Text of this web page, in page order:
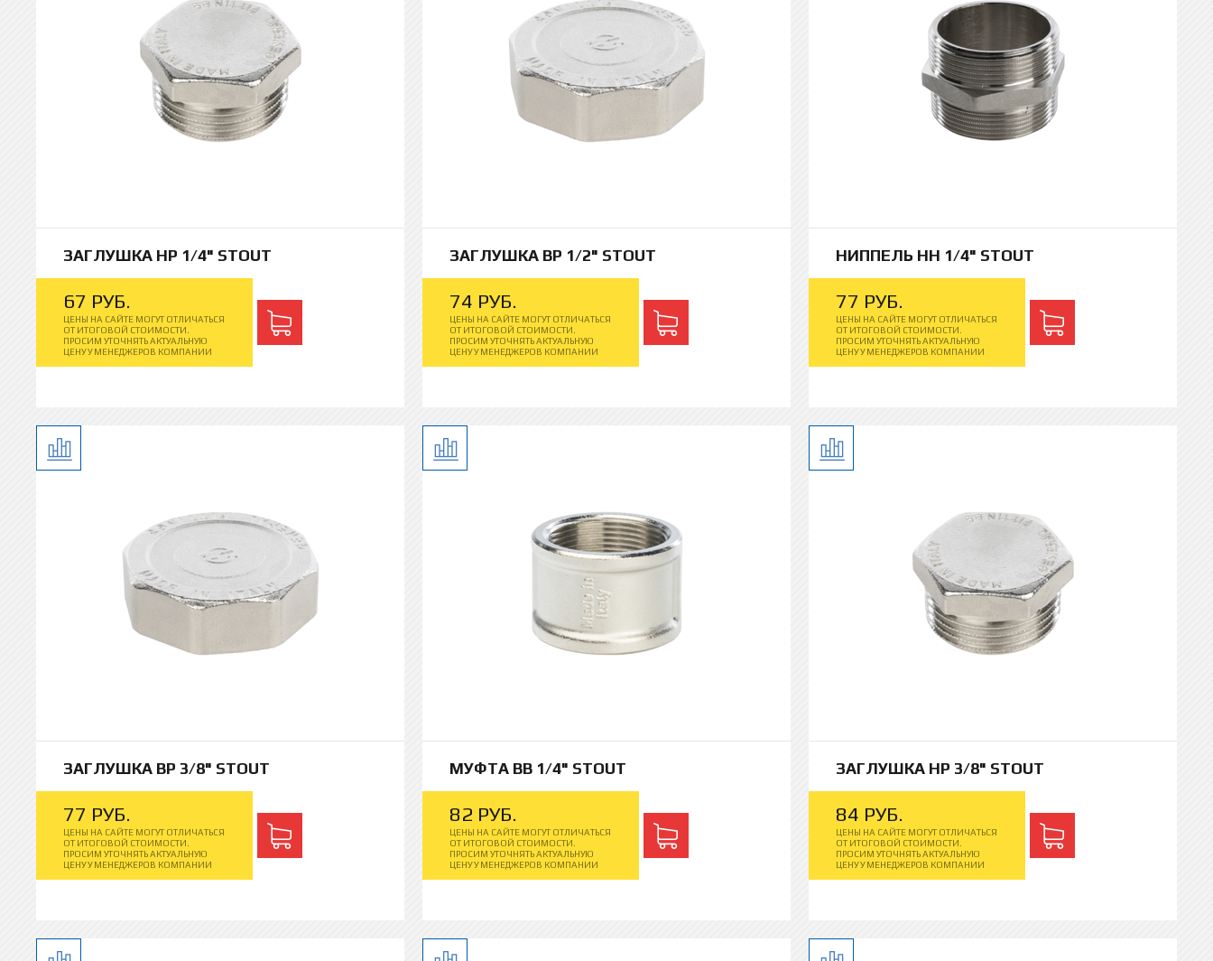
ЗАГЛУШКА НР 1/4" STOUT
67 РУБ.
ЦЕНЫ НА САЙТЕ МОГУТ ОТЛИЧАТЬСЯ
ОТ ИТОГОВОЙ СТОИМОСТИ.
ПРОСИМ УТОЧНЯТЬ АКТУАЛЬНУЮ
ЦЕНУ У МЕНЕДЖЕРОВ КОМПАНИИ
ЗАГЛУШКА ВР 1/2" STOUT
74 РУБ.
ЦЕНЫ НА САЙТЕ МОГУТ ОТЛИЧАТЬСЯ
ОТ ИТОГОВОЙ СТОИМОСТИ.
ПРОСИМ УТОЧНЯТЬ АКТУАЛЬНУЮ
ЦЕНУ У МЕНЕДЖЕРОВ КОМПАНИИ
НИППЕЛЬ НН 1/4" STOUT
77 РУБ.
ЦЕНЫ НА САЙТЕ МОГУТ ОТЛИЧАТЬСЯ
ОТ ИТОГОВОЙ СТОИМОСТИ.
ПРОСИМ УТОЧНЯТЬ АКТУАЛЬНУЮ
ЦЕНУ У МЕНЕДЖЕРОВ КОМПАНИИ
ЗАГЛУШКА ВР 3/8" STOUT
77 РУБ.
ЦЕНЫ НА САЙТЕ МОГУТ ОТЛИЧАТЬСЯ
ОТ ИТОГОВОЙ СТОИМОСТИ.
ПРОСИМ УТОЧНЯТЬ АКТУАЛЬНУЮ
ЦЕНУ У МЕНЕДЖЕРОВ КОМПАНИИ
МУФТА ВВ 1/4" STOUT
82 РУБ.
ЦЕНЫ НА САЙТЕ МОГУТ ОТЛИЧАТЬСЯ
ОТ ИТОГОВОЙ СТОИМОСТИ.
ПРОСИМ УТОЧНЯТЬ АКТУАЛЬНУЮ
ЦЕНУ У МЕНЕДЖЕРОВ КОМПАНИИ
ЗАГЛУШКА НР 3/8" STOUT
84 РУБ.
ЦЕНЫ НА САЙТЕ МОГУТ ОТЛИЧАТЬСЯ
ОТ ИТОГОВОЙ СТОИМОСТИ.
ПРОСИМ УТОЧНЯТЬ АКТУАЛЬНУЮ
ЦЕНУ У МЕНЕДЖЕРОВ КОМПАНИИ